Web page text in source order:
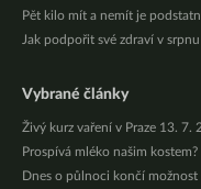
Pět kilo mít a nemít je
Jak podpořit své zdraví v srpnu
Vybrané články
Živý kurz vaření v Praze 13. 7.
Prospívá mléko našim kostem?
Dnes o půlnoci končí